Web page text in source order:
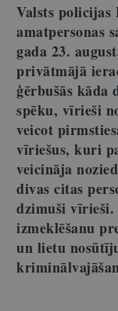
Valsts policijas
amatpersonas
gada 23.
privātmājā
ģērbušās kāda
spēku, vīrieši
veicot
vīriešus, kuri
veicināja
divas citas
dzimuši
izmeklēšanu
un lietu